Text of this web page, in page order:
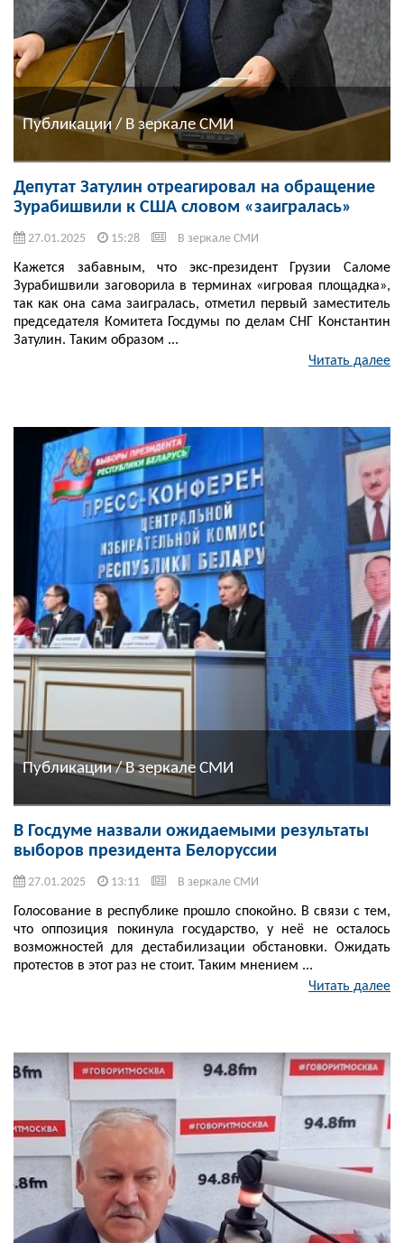
Публикации / В зеркале СМИ
Депутат Затулин отреагировал на обращение
Зурабишвили к США словом «заигралась»
27.01.2025 15:28 В зеркале СМИ
Кажется забавным, что экс-президент Грузии Саломе
Зурабишвили заговорила в терминах «игровая площадка»,
так как она сама заигралась, отметил первый заместитель
председателя Комитета Госдумы по делам СНГ Константин
Затулин. Таким образом ...
Читать далее
Публикации / В зеркале СМИ
В Госдуме назвали ожидаемыми результаты
выборов президента Белоруссии
27.01.2025 13:11 В зеркале СМИ
Голосование в республике прошло спокойно. В связи с тем,
что оппозиция покинула государство, у неё не осталось
возможностей для дестабилизации обстановки. Ожидать
протестов в этот раз не стоит. Таким мнением ...
Читать далее